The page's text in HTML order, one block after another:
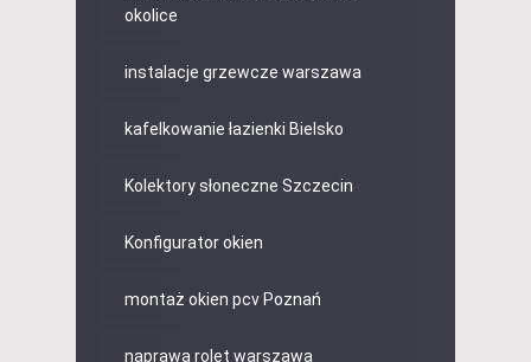
okolice
instalacje grzewcze warszawa
kafelkowanie łazienki Bielsko
Kolektory słoneczne Szczecin
Konfigurator okien
montaż okien pcv Poznań
naprawa rolet warszawa